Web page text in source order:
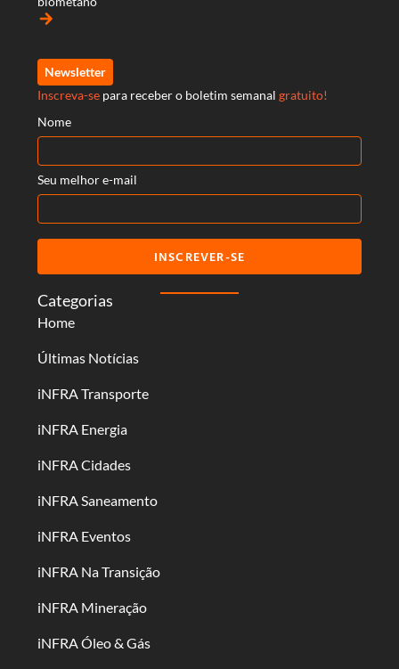
Categorias
Home
Últimas Notícias
iNFRA Transporte
iNFRA Energia
iNFRA Cidades
iNFRA Saneamento
iNFRA Eventos
iNFRA Na Transição
iNFRA Mineração
iNFRA Óleo & Gás
arrow_forward
Newsletter
Inscreva-se para receber o boletim semanal gratuito!
Nome
Seu melhor e-mail
INSCREVER-SE